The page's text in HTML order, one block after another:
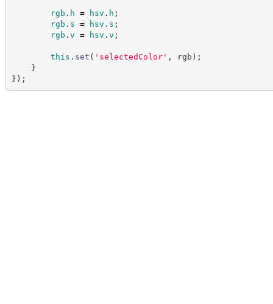
rgb . h = hsv . h ;
rgb . s = hsv . s ;
rgb . v = hsv . v ;
this . set ( ' selectedColor' , rgb ) ;
}
} ) ;